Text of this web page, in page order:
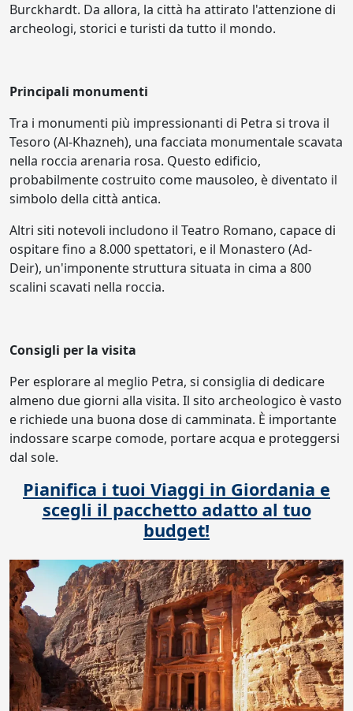
Burckhardt. Da allora, la città ha attirato l'attenzione di
archeologi, storici e turisti da tutto il mondo.
Principali monumenti
Tra i monumenti più impressionanti di Petra si trova il
Tesoro (Al-Khazneh), una facciata monumentale scavata
nella roccia arenaria rosa. Questo edificio,
probabilmente costruito come mausoleo, è diventato il
simbolo della città antica.
Altri siti notevoli includono il Teatro Romano, capace di
ospitare fino a 8.000 spettatori, e il Monastero (Ad-
Deir), un'imponente struttura situata in cima a 800
scalini scavati nella roccia.
Consigli per la visita
Per esplorare al meglio Petra, si consiglia di dedicare
almeno due giorni alla visita. Il sito archeologico è vasto
e richiede una buona dose di camminata. È importante
indossare scarpe comode, portare acqua e proteggersi
dal sole.
Pianifica i tuoi Viaggi in Giordania e
scegli il pacchetto adatto al tuo
budget!